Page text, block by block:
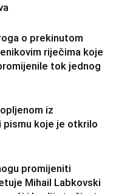
o prekinutom
riječima koje
tok jednog
iz
pismu koje je otkrilo
promijeniti
Mihail Labkovski